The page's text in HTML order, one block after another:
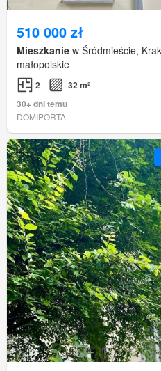
510 000 zł
Mieszkanie w Śródmieście,
małopolskie
2
32 m²
30+ dni temu
DOMIPORTA